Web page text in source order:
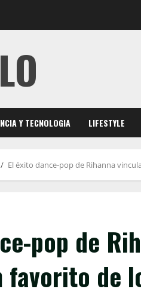
Y TECNOLOGIA LIFESTYLE
El éxito dance-pop de Rihanna
pop de
favorito de